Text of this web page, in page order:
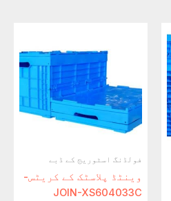
فولڈنگ اسٹوریج کے ڈبے
وینٹڈ پلاسٹک کے کریٹس-
JOIN-XS604033C